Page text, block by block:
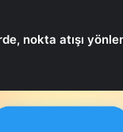
nokta atışı